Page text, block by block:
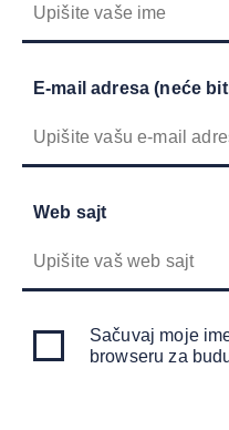
E-mail adresa (neće
Web sajt
Sačuvaj moje
browseru za